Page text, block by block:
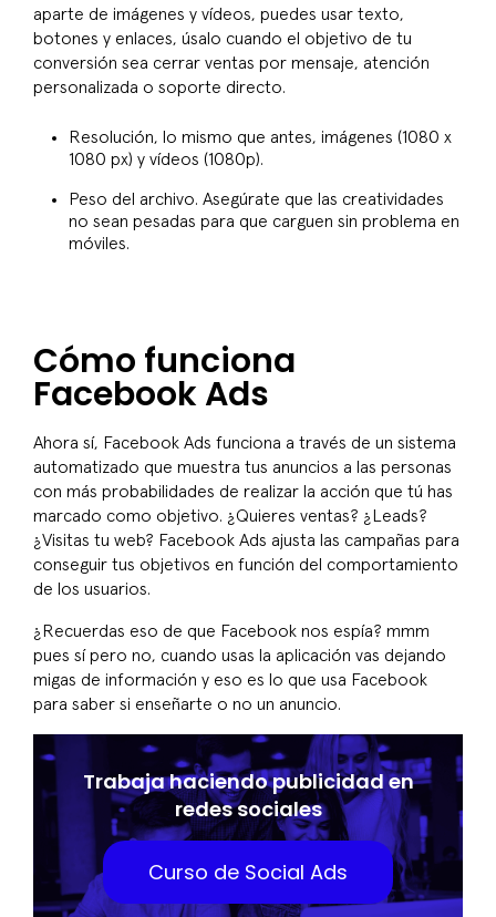
aparte de imágenes y vídeos, puedes usar texto,
botones y enlaces, úsalo cuando el objetivo de tu
conversión sea cerrar ventas por mensaje, atención
personalizada o soporte directo.
Resolución, lo mismo que antes, imágenes (1080 x
1080 px) y vídeos (1080p).
Peso del archivo. Asegúrate que las creatividades
no sean pesadas para que carguen sin problema en
móviles.
Cómo funciona
Facebook Ads
Ahora sí, Facebook Ads funciona a través de un sistema
automatizado que muestra tus anuncios a las personas
con más probabilidades de realizar la acción que tú has
marcado como objetivo. ¿Quieres ventas? ¿Leads?
¿Visitas tu web? Facebook Ads ajusta las campañas para
conseguir tus objetivos en función del comportamiento
de los usuarios.
¿Recuerdas eso de que Facebook nos espía? mmm
pues sí pero no, cuando usas la aplicación vas dejando
migas de información y eso es lo que usa Facebook
para saber si enseñarte o no un anuncio.
Trabaja haciendo publicidad en
redes sociales
Curso de Social Ads